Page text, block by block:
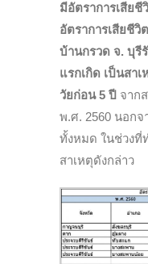
มีอัตราการเสีย
อัตราการเสียชี
บ้านกรวด จ. บุรี
แรกเกิด เป็นสา
วัยก่อน 5 ปี จาก
พ.ศ. 2560 นอกจ
ทั้งหมด ในช่วงที่
สาเหตุดังกล่าว